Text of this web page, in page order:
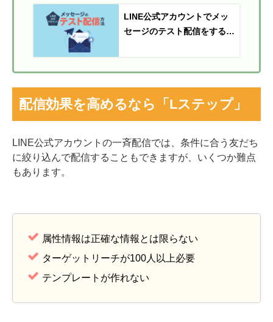
LINE公式アカウントでメッ
セージのテスト配信をする方
配信効果を高めるなら「Lステップ」
LINE公式アカウントの一斉配信では、条件に合う友だち
に絞り込んで配信することもできますが、いくつか難点
もあります。
属性情報は正確な情報とは限らない
ターゲットリーチが100人以上必要
テンプレートが作れない